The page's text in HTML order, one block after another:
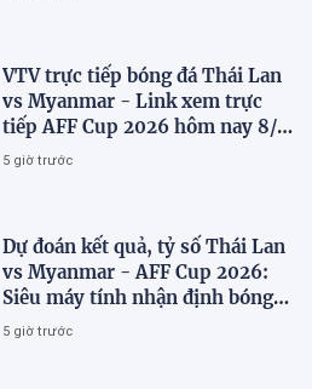
VTV trực tiếp bóng đá Thái Lan
vs Myanmar - Link xem trực
tiếp AFF Cup 2026 hôm nay 8/8
trên VTV6
5 giờ trước
Dự đoán kết quả, tỷ số Thái Lan
vs Myanmar - AFF Cup 2026:
Siêu máy tính nhận định bóng
đá hôm nay 8/8
5 giờ trước